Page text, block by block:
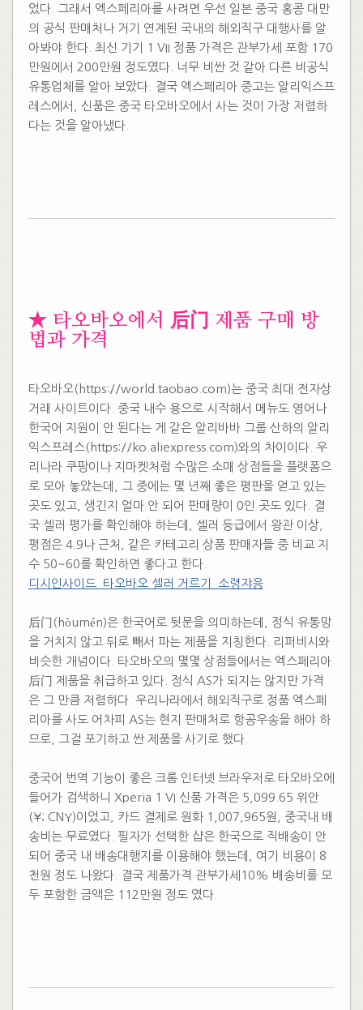
었다. 그래서 엑스페리아를 사려면 우선 일본 중국 홍콩 대만
의 공식 판매처나 거기 연계된 국내의 해외직구 대행사를 알
아봐야 한다. 최신 기기 1 VII 정품 가격은 관부가세 포함 170
만원에서 200만원 정도였다. 너무 비싼 것 같아 다른 비공식
유통업체를 알아 보았다. 결국 엑스페리아 중고는 알리익스프
레스에서, 신품은 중국 타오바오에서 사는 것이 가장 저렴하
다는 것을 알아냈다.
​★ 타오바오에서 后门 제품 구매 방
법과 가격
타오바오(https://world.taobao.com)는 중국 최대 전자상
거래 사이트이다. 중국 내수 용으로 시작해서 메뉴도 영어나
한국어 지원이 안 된다는 게 같은 알리바바 그룹 산하의 알리
익스프레스(https://ko.aliexpress.com)와의 차이이다. 우
리나라 쿠팡이나 지마켓처럼 수많은 소매 상점들을 플랫폼으
로 모아 놓았는데, 그 중에는 몇 년째 좋은 평판을 얻고 있는
곳도 있고, 생긴지 얼마 안 되어 판매량이 0인 곳도 있다. 결
국 셀러 평가를 확인해야 하는데, 셀러 등급에서 왕관 이상,
평점은 4.9나 근처, 같은 카테고리 상품 판매자들 중 비교 지
수 50~60를 확인하면 좋다고 한다.
디시인사이드_타오바오 셀러 거르기_소령쟈응
后门(hòumén)은 한국어로 뒷문을 의미하는데, 정식 유통망
을 거치지 않고 뒤로 빼서 파는 제품을 지칭한다. 리퍼비시와
비슷한 개념이다. 타오바오의 몇몇 상점들에서는 엑스페리아
后门 제품을 취급하고 있다. 정식 AS가 되지는 않지만 가격
은 그 만큼 저렴하다. 우리나라에서 해외직구로 정품 엑스페
리아를 사도 어차피 AS는 현지 판매처로 항공우송을 해야 하
므로, 그걸 포기하고 싼 제품을 사기로 했다.
중국어 번역 기능이 좋은 크롬 인터넷 브라우저로 타오바오에
들어가 검색하니 Xperia 1 VI 신품 가격은 5,099.65 위안
(¥; CNY)이었고, 카드 결제로 원화 1,007,965원, 중국내 배
송비는 무료였다. 필자가 선택한 샵은 한국으로 직배송이 안
되어 중국 내 배송대행지를 이용해야 했는데, 여기 비용이 8
천원 정도 나왔다. 결국 제품가격 관부가세10% 배송비를 모
두 포함한 금액은 112만원 정도 였다.